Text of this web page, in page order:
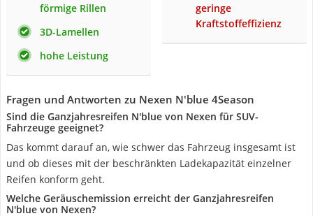
förmige Rillen
3D-Lamellen
hohe Leistung
geringe
Kraftstoffeffizienz
Fragen und Antworten zu Nexen N'blue 4Season
Sind die Ganzjahresreifen N'blue von Nexen für SUV-
Fahrzeuge geeignet?
Das kommt darauf an, wie schwer das Fahrzeug insgesamt ist
und ob dieses mit der beschränkten Ladekapazität einzelner
Reifen konform geht.
Welche Geräuschemission erreicht der Ganzjahresreifen
N'blue von Nexen?